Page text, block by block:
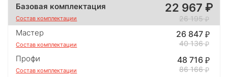
Базовая комплектация
Состав комплектации
22 967
26 195
Мастер
Состав комплектации
26 847
40 136
Профи
Состав комплектации
48 716
86 166